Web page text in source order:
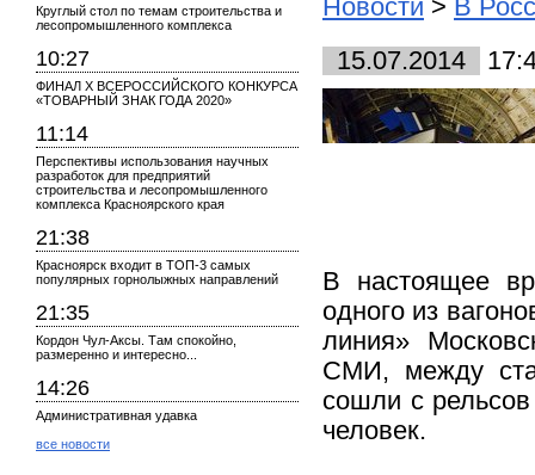
Круглый стол по темам строительства и
лесопромышленного комплекса
10:27
ФИНАЛ X ВСЕРОССИЙСКОГО КОНКУРСА
«ТОВАРНЫЙ ЗНАК ГОДА 2020»
11:14
Перспективы использования научных
разработок для предприятий
строительства и лесопромышленного
комплекса Красноярского края
21:38
Красноярск входит в ТОП-3 самых
популярных горнолыжных направлений
21:35
Кордон Чул-Аксы. Там спокойно,
размеренно и интересно...
14:26
Административная удавка
все новости
Новости > В
15.07.2014
В настоящее
одного из
линия»
СМИ, между
сошли с
человек.